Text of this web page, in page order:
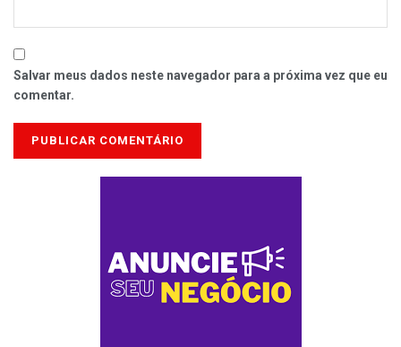
Salvar meus dados neste navegador para a próxima vez que eu
comentar.